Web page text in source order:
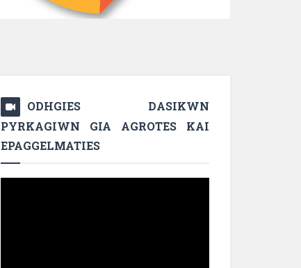
ODHGIES DASIKWN
PYRKAGIWN GIA AGROTES KAI
EPAGGELMATIES